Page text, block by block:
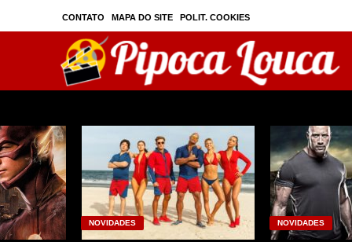
CONTATO MAPA DO SITE POLIT. COOKIES
PRIVAC./SEGURANÇA
NOVIDADES NOVIDADES